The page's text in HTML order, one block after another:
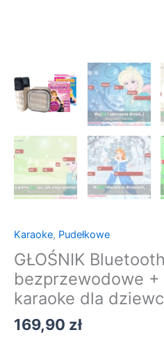
Karaoke, Pudełkowe
GŁOŚNIK
bezprzewodowe +
karaoke dla
169,90 zł